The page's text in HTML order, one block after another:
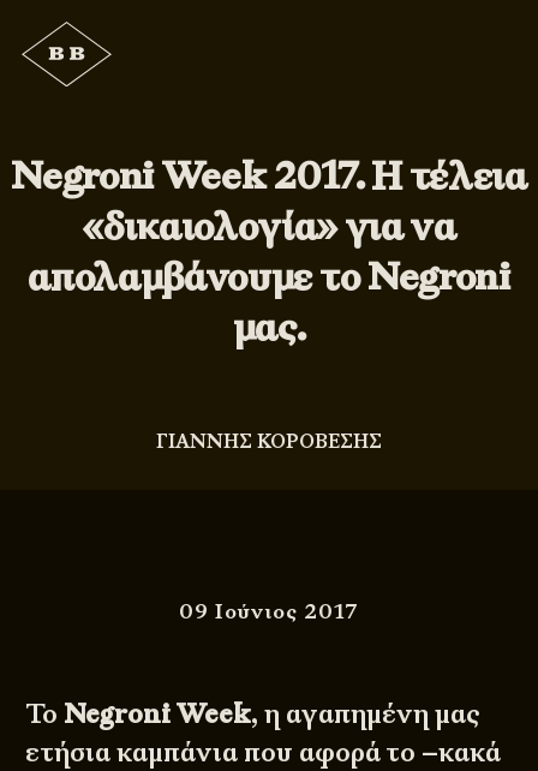
Negroni Week 2017. Η τέλεια
«δικαιολογία» για να
απολαμβάνουμε το Negroni
μας.
ΓΙΑΝΝΗΣ ΚΟΡΟΒΕΣΗΣ
09 Ιούνιος 2017
Το Negroni Week, η αγαπημένη μας
ετήσια καμπάνια που αφορά το –κακά